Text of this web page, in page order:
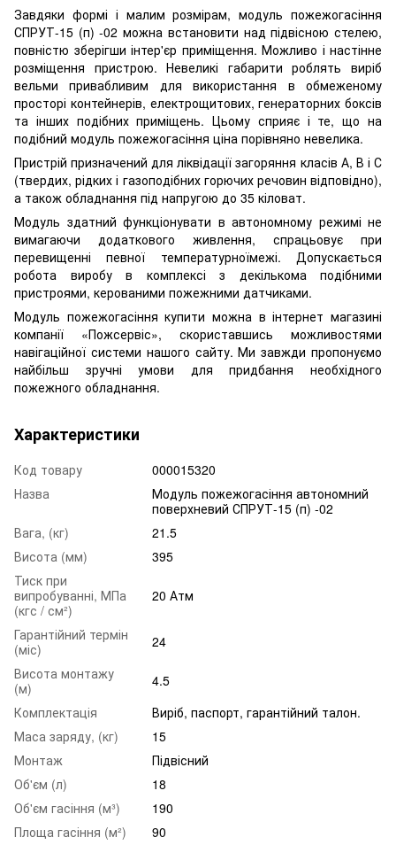
Завдяки формі і малим розмірам, модуль пожежогасіння
СПРУТ-15 (п) -02 можна встановити над підвісною стелею,
повністю зберігши інтер'єр приміщення. Можливо і настінне
розміщення пристрою. Невеликі габарити роблять виріб
вельми привабливим для використання в обмеженому
просторі контейнерів, електрощитових, генераторних боксів
та інших подібних приміщень. Цьому сприяє і те, що на
подібний модуль пожежогасіння ціна порівняно невелика.
Пристрій призначений для ліквідації загоряння класів А, В і С
(твердих, рідких і газоподібних горючих речовин відповідно),
а також обладнання під напругою до 35 кіловат.
Модуль здатний функціонувати в автономному режимі не
вимагаючи додаткового живлення, спрацьовує при
перевищенні певної температурноїмежі. Допускається
робота виробу в комплексі з декількома подібними
пристроями, керованими пожежними датчиками.
Модуль пожежогасіння купити можна в інтернет магазині
компанії «Пожсервіс», скориставшись можливостями
навігаційної системи нашого сайту. Ми завжди пропонуємо
найбільш зручні умови для придбання необхідного
пожежного обладнання.
Характеристики
Код товару
000015320
Назва
Модуль пожежогасіння автономний
поверхневий СПРУТ-15 (п) -02
Вага, (кг)
21.5
Висота (мм)
395
Тиск при
випробуванні, МПа
(кгс / см²)
20 Атм
Гарантійний термін
(міс)
24
Висота монтажу
(м)
4.5
Комплектація
Виріб, паспорт, гарантійний талон.
Маса заряду, (кг)
15
Монтаж
Підвісний
Об'єм (л)
18
Об'єм гасіння (м³)
190
Площа гасіння (м²)
90